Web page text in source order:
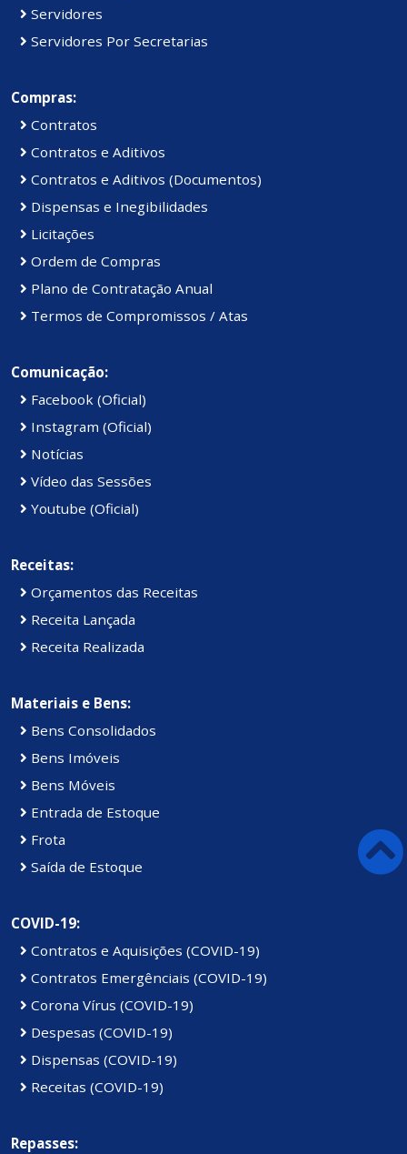
Servidores
Servidores Por Secretarias
Compras:
Contratos
Contratos e Aditivos
Contratos e Aditivos (Documentos)
Dispensas e Inegibilidades
Licitações
Ordem de Compras
Plano de Contratação Anual
Termos de Compromissos / Atas
Comunicação:
Facebook (Oficial)
Instagram (Oficial)
Notícias
Vídeo das Sessões
Youtube (Oficial)
Receitas:
Orçamentos das Receitas
Receita Lançada
Receita Realizada
Materiais e Bens:
Bens Consolidados
Bens Imóveis
Bens Móveis
Entrada de Estoque
Frota
Saída de Estoque
COVID-19:
Contratos e Aquisições (COVID-19)
Contratos Emergênciais (COVID-19)
Corona Vírus (COVID-19)
Despesas (COVID-19)
Dispensas (COVID-19)
Receitas (COVID-19)
Repasses: